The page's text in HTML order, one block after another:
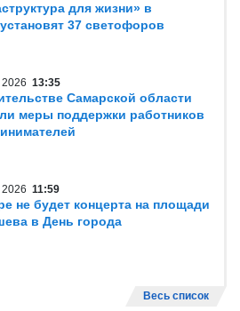
для жизни» в
37 светофоров
2026 13:35
Самарской области
меры поддержки работников
2026 11:59
не будет концерта на площади
в День города
Весь список